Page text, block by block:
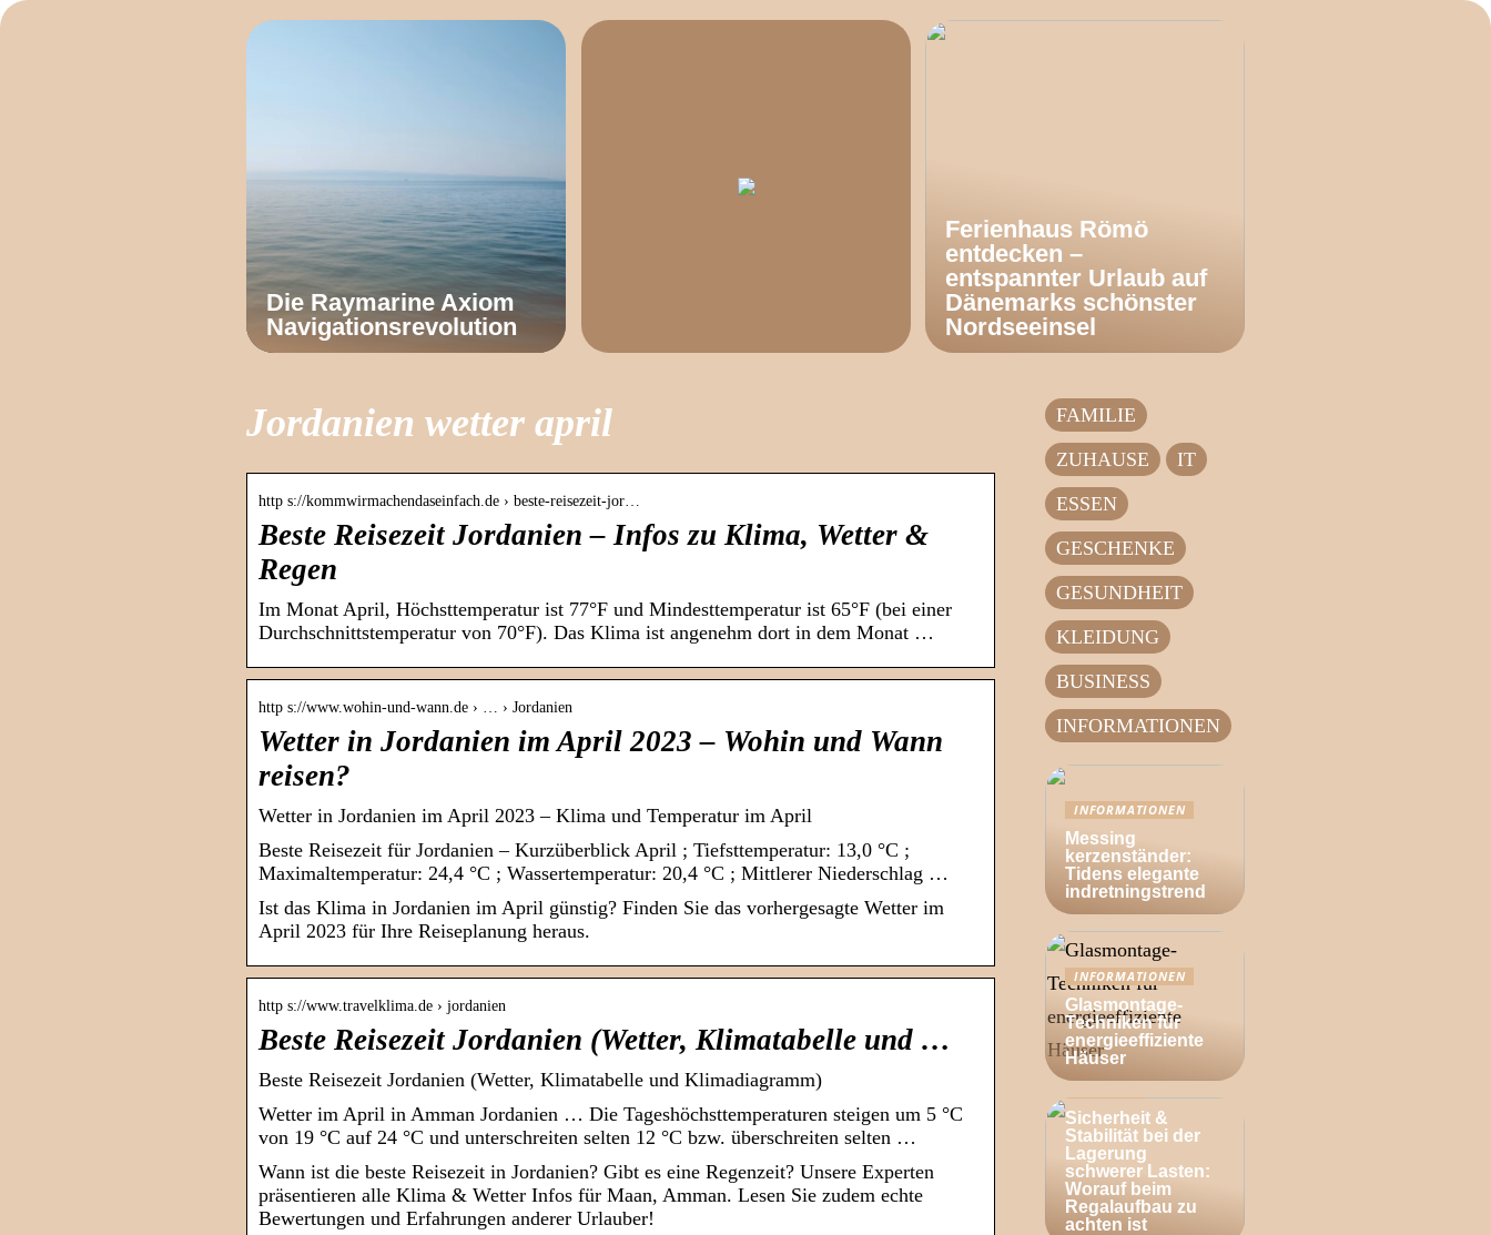
Die Raymarine Axiom
Navigationsrevolution
Ferienhaus Römö
entdecken –
entspannter Urlaub auf
Dänemarks schönster
Nordseeinsel
Jordanien wetter april
http s://kommwirmachendaseinfach.de › beste-reisezeit-jor…
Beste Reisezeit Jordanien – Infos zu Klima, Wetter &
Regen
Im Monat April, Höchsttemperatur ist 77°F und Mindesttemperatur ist 65°F (bei einer
Durchschnittstemperatur von 70°F). Das Klima ist angenehm dort in dem Monat …
http s://www.wohin-und-wann.de › … › Jordanien
Wetter in Jordanien im April 2023 – Wohin und Wann
reisen?
Wetter in Jordanien im April 2023 – Klima und Temperatur im April
Beste Reisezeit für Jordanien – Kurzüberblick April ; Tiefsttemperatur: 13,0 °C ;
Maximaltemperatur: 24,4 °C ; Wassertemperatur: 20,4 °C ; Mittlerer Niederschlag …
Ist das Klima in Jordanien im April günstig? Finden Sie das vorhergesagte Wetter im
April 2023 für Ihre Reiseplanung heraus.
http s://www.travelklima.de › jordanien
Beste Reisezeit Jordanien (Wetter, Klimatabelle und …
Beste Reisezeit Jordanien (Wetter, Klimatabelle und Klimadiagramm)
Wetter im April in Amman Jordanien … Die Tageshöchsttemperaturen steigen um 5 °C
von 19 °C auf 24 °C und unterschreiten selten 12 °C bzw. überschreiten selten …
Wann ist die beste Reisezeit in Jordanien? Gibt es eine Regenzeit? Unsere Experten
präsentieren alle Klima & Wetter Infos für Maan, Amman. Lesen Sie zudem echte
Bewertungen und Erfahrungen anderer Urlauber!
FAMILIE
ZUHAUSE
IT
ESSEN
GESCHENKE
GESUNDHEIT
KLEIDUNG
BUSINESS
INFORMATIONEN
INFORMATIONEN
Messing
kerzenständer:
Tidens elegante
indretningstrend
INFORMATIONEN
Glasmontage-
Techniken für
energieeffiziente
Häuser
Sicherheit &
Stabilität bei der
Lagerung
schwerer Lasten:
Worauf beim
Regalaufbau zu
achten ist